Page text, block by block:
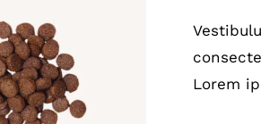
VIEW
Lorem